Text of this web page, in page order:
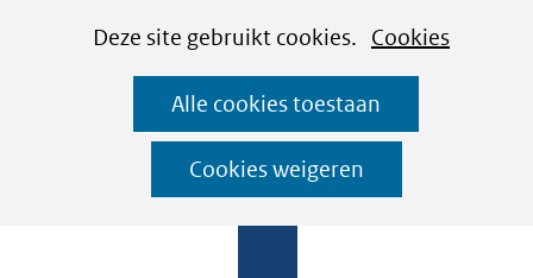
CookiesDeze site gebruikt cookies. Cookies
Alle cookies toestaan
Cookies weigeren
Ga
naar
de
inhoud